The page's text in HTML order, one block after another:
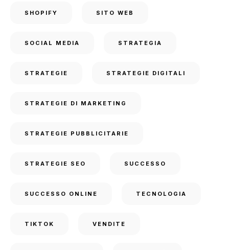
SHOPIFY SITO WEB
SOCIAL MEDIA STRATEGIA
STRATEGIE STRATEGIE DIGITALI
STRATEGIE DI MARKETING
STRATEGIE PUBBLICITARIE
STRATEGIE SEO SUCCESSO
SUCCESSO ONLINE TECNOLOGIA
TIKTOK VENDITE